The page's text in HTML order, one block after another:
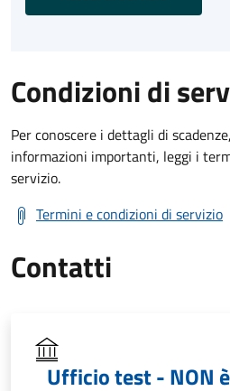
Condizioni di
Per conoscere i dettagli di
informazioni importanti, leggi i
servizio.
Termini e condizioni di servizio
Contatti
Ufficio test - NON